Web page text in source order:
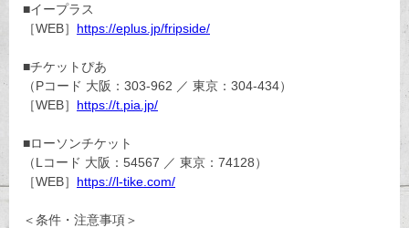
■イープラス
［WEB］ https://eplus.jp/fripside/
■チケットぴあ
（Pコード 大阪：303-962 ／ 東京：304-434）
［WEB］ https://t.pia.jp/
■ローソンチケット
（Lコード 大阪：54567 ／ 東京：74128）
［WEB］ https://l-tike.com/
＜条件・注意事項＞